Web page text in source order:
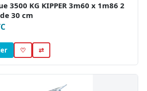
3500 KG KIPPER 3m60 x 1m86 2
30 cm
♡ ⇄